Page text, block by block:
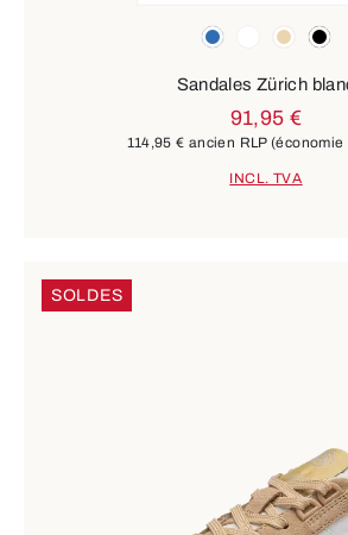
bleu blancbeigenoir
Sandales Zürich
91,95 €
114,95 € ancien RLP(économie
INCL. TVA
SOLDES